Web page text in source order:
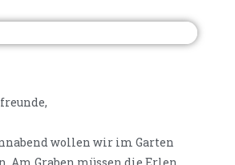
wollen wir im Garten